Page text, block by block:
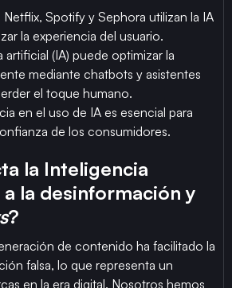
Spotify y Sephora utilizan la IA
la experiencia del usuario.
artificial (IA) puede optimizar la
mediante chatbots y asistentes
el toque humano.
en el uso de IA es esencial para
de los consumidores.
la Inteligencia
la desinformación y
?
de contenido ha facilitado la
falsa, lo que representa un
en la era digital. Nosotros hemos